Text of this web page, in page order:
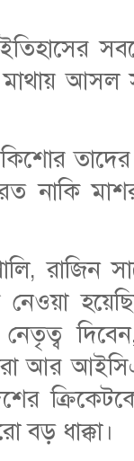
আসল
নাকি
দিবেন,
আর
বড় ধাক্কা।